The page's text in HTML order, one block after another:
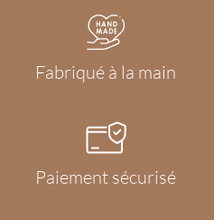
Fabriqué à la main
Paiement sécurisé